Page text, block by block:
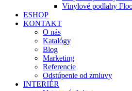
Vinylové podlahy
ESHOP
KONTAKT
O nás
Katalógy
Blog
Marketing
Referencie
Odstúpenie od zmluvy
INTERIÉR